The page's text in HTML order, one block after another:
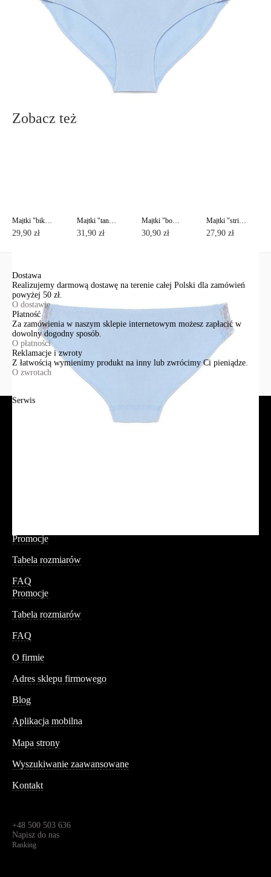
info@conteshop.pl
Ten produkt nie ma pytań Możesz zadać pytanie, klikając przycisk
Zobacz też
Majtki "bikini" COMFORT LB 571 (na wieszaku)
29,90 zł
Majtki "tanga" COMFORT LTA 570 (na wieszaku)
31,90 zł
Majtki "bokserki" COMFORT LSH 560 (na wieszaku)
30,90 zł
Majtki "stringi" COMFORT LST 569 (na wieszaku)
27,90 zł
Dostawa
Realizujemy darmową dostawę na terenie całej Polski dla zamówień
powyżej 50 zł.
O dostawie
Płatność
Za zamówienia w naszym sklepie internetowym możesz zapłacić w
dowolny dogodny sposób.
O płatności
Reklamacje i zwroty
Z łatwością wymienimy produkt na inny lub zwrócimy Ci pieniądze.
O zwrotach
Serwis
Promocje
Tabela rozmiarów
FAQ
Promocje
Tabela rozmiarów
FAQ
O firmie
Adres sklepu firmowego
Blog
Aplikacja mobilna
Mapa strony
Wyszukiwanie zaawansowane
Kontakt
+48 500 503 636
Napisz do nas
Ranking